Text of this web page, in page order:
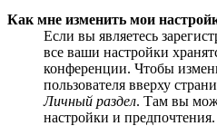
Как мне изменить мои
Если вы являетесь
все ваши настройки
конференции. Чтобы
пользователя вверху
Личный раздел. Там вы
настройки и предпочтения.